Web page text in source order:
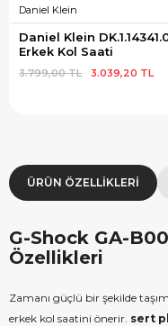
Daniel Klein
Daniel Klein
Erkek Kol Saati
3.039,20 TL
3.799,00 TL
ÜRÜN ÖZELLIKLERI
G-Shock GA-
Özellikleri
Zamanı güçlü bir şekilde
erkek kol saatini önerir. sert